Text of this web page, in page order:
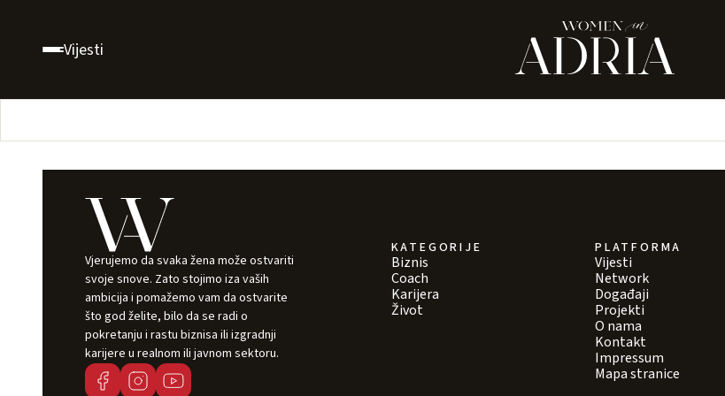
Vijesti
Vjerujemo da svaka žena može ostvariti
svoje snove. Zato stojimo iza vaših
ambicija i pomažemo vam da ostvarite
što god želite, bilo da se radi o
pokretanju i rastu biznisa ili izgradnji
karijere u realnom ili javnom sektoru.
KATEGORIJE
Biznis
Coach
Karijera
Život
PLATFORMA
Vijesti
Network
Događaji
Projekti
O nama
Kontakt
Impressum
Mapa stranice